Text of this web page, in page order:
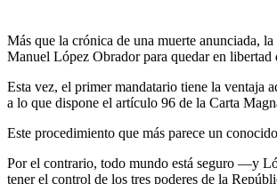
Más que la crónica de una muerte anunciada,
Manuel López Obrador para quedar en
Esta vez, el primer mandatario tiene la ventaja
a lo que dispone el artículo 96 de la Carta
Este procedimiento que más parece un
Por el contrario, todo mundo está seguro —y
tener el control de los tres poderes de la